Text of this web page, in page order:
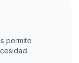
permite